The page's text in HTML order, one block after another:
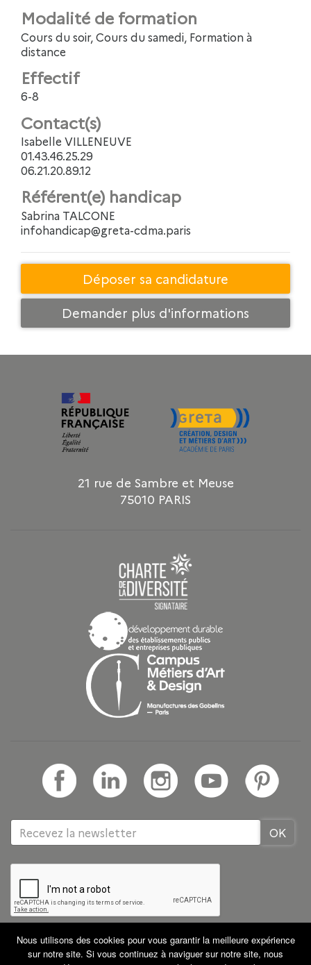
Modalité de formation
Cours du soir, Cours du samedi, Formation à
distance
Effectif
6-8
Contact(s)
Isabelle VILLENEUVE
01.43.46.25.29
06.21.20.89.12
Référent(e) handicap
Sabrina TALCONE
infohandicap@greta-cdma.paris
Déposer sa candidature
Demander plus d'informations
21 rue de Sambre et Meuse
75010 PARIS
Tous droits réservés GRETA CDMA Partenaires
Nous utilisons des cookies pour vous garantir la meilleure expérience
sur notre site. Si vous continuez à naviguer sur notre site, nous